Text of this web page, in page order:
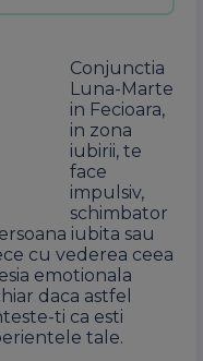
Conjunctia
Luna-Marte
in Fecioara,
in zona
iubirii, te
face
impulsiv,
schimbator
iubita sau
cu vederea ceea
emotionala
daca astfel
ti ca esti
tale.